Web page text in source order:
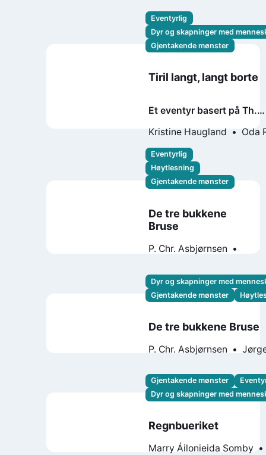
Eventyrlig
Dyr og skapninger med
Gjentakende mønster
Tiril langt, langt borte
Et eventyr basert på Th.
Kristine Haugland Oda
Eventyrlig
Høytlesning
Gjentakende mønster
De tre bukkene
Bruse
P. Chr. Asbjørnsen
Asbjørn Tønnesen
Dyr og skapninger med
Gjentakende mønster
De tre bukkene Bruse
P. Chr. Asbjørnsen
Gjentakende mønster
Dyr og skapninger med
Regnbueriket
Marry Áilonieida Somby